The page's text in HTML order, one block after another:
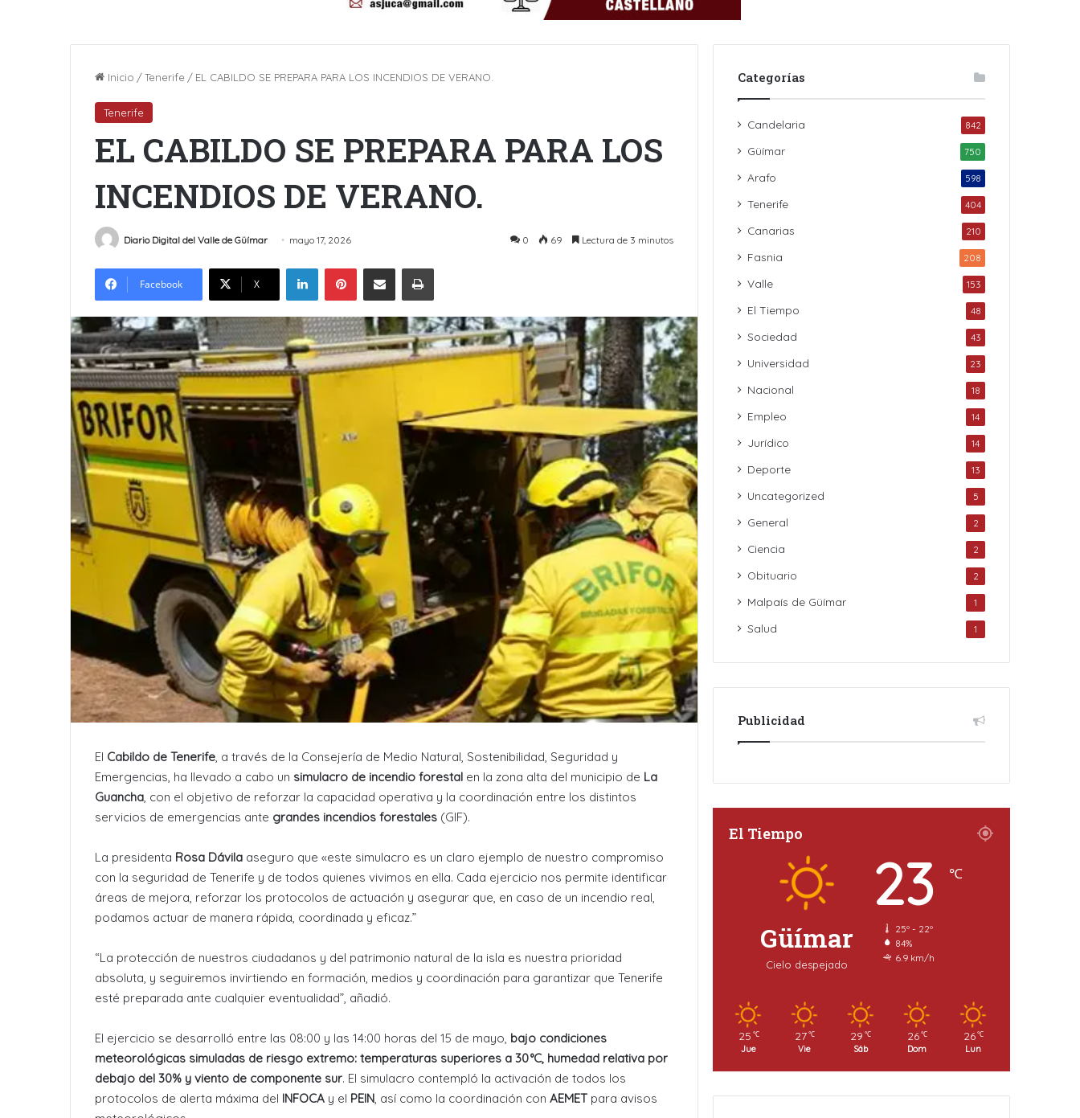
Inicio /Tenerife / EL CABILDO SE PREPARA PARA LOS INCENDIOS DE VERANO.
Tenerife
EL CABILDO SE PREPARA PARA LOS
INCENDIOS DE VERANO.
Diario Digital del Valle de Güímar mayo 17, 2026 0 69 Lectura de 3 minutos
Facebook X
LinkedInPinterestCompartir por Email Imprimir
El Cabildo de Tenerife, a través de la Consejería de Medio Natural, Sostenibilidad, Seguridad y
Emergencias, ha llevado a cabo un simulacro de incendio forestal en la zona alta del municipio de La
Guancha, con el objetivo de reforzar la capacidad operativa y la coordinación entre los distintos
servicios de emergencias ante grandes incendios forestales (GIF).
La presidenta Rosa Dávila aseguro que «este simulacro es un claro ejemplo de nuestro compromiso
con la seguridad de Tenerife y de todos quienes vivimos en ella. Cada ejercicio nos permite identificar
áreas de mejora, reforzar los protocolos de actuación y asegurar que, en caso de un incendio real,
podamos actuar de manera rápida, coordinada y eficaz.”
“La protección de nuestros ciudadanos y del patrimonio natural de la isla es nuestra prioridad
absoluta, y seguiremos invirtiendo en formación, medios y coordinación para garantizar que Tenerife
esté preparada ante cualquier eventualidad”, añadió.
El ejercicio se desarrolló entre las 08:00 y las 14:00 horas del 15 de mayo, bajo condiciones
meteorológicas simuladas de riesgo extremo: temperaturas superiores a 30 °C, humedad relativa por
debajo del 30% y viento de componente sur. El simulacro contempló la activación de todos los
protocolos de alerta máxima del INFOCA y el PEIN, así como la coordinación con AEMET para avisos
Categorías
Candelaria 842
Güímar 750
Arafo 598
Tenerife 404
Canarias 210
Fasnia 208
Valle 153
El Tiempo 48
Sociedad 43
Universidad 23
Nacional 18
Empleo 14
Jurídico 14
Deporte 13
Uncategorized 5
General 2
Ciencia 2
Obituario 2
Malpaís de Güímar 1
Salud 1
Publicidad
El Tiempo
Güímar
Cielo despejado
23 ℃
25º - 22º
84%
6.9 km/h
25 ℃
Jue
27 ℃
Vie
29 ℃
Sáb
26 ℃
Dom
26 ℃
Lun